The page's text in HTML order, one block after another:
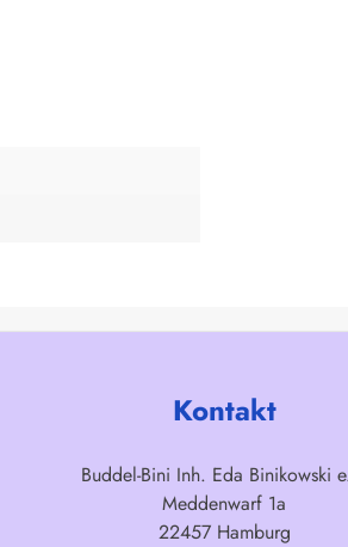
Kontakt
Buddel-Bini Inh. Eda Binikowski
Meddenwarf 1a
22457 Hamburg